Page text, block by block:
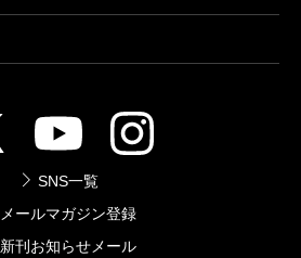
SNS一覧
メールマガジン登録
新刊お知らせメール